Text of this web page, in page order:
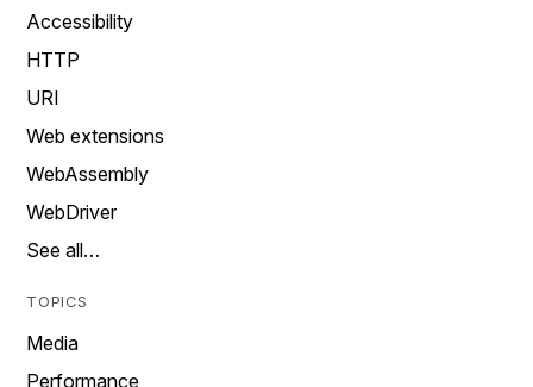
Accessibility
HTTP
URI
Web extensions
WebAssembly
WebDriver
See all…
TOPICS
Media
Performance